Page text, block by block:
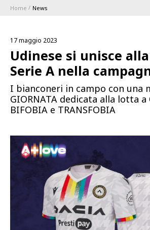
1896 MEMBERSHIP
STAGIONE
Coppa Italia
Calendari e Risultati
Classifiche
CLUB
BLUENERGY
MEETING CENTER
SPONSOR
SQUADRE
Home News
17 maggio 2023
Udinese si unisce
Serie A nella
I bianconeri in campo con una
GIORNATA dedicata alla lotta a
BIFOBIA e TRANSFOBIA